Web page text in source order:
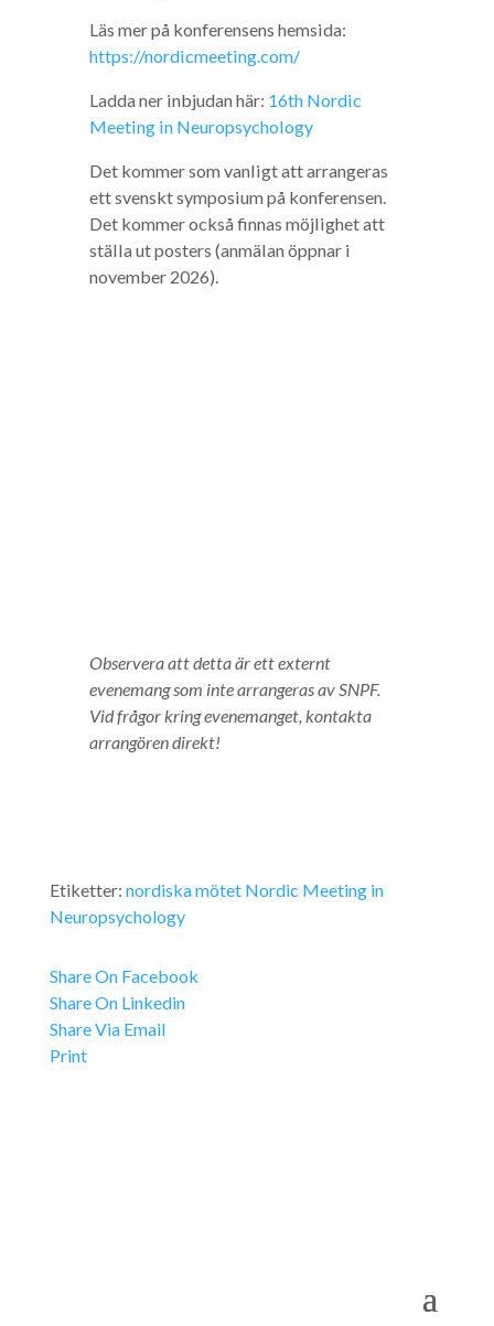
Läs mer på konferensens hemsida:
https://nordicmeeting.com/
Ladda ner inbjudan här: 16th Nordic
Meeting in Neuropsychology
Det kommer som vanligt att arrangeras
ett svenskt symposium på konferensen.
Det kommer också finnas möjlighet att
ställa ut posters (anmälan öppnar i
november 2026).
Observera att detta är ett externt
evenemang som inte arrangeras av SNPF.
Vid frågor kring evenemanget, kontakta
arrangören direkt!
Etiketter: nordiska mötet Nordic Meeting in
Neuropsychology
Share On Facebook
Share On Linkedin
Share Via Email
Print